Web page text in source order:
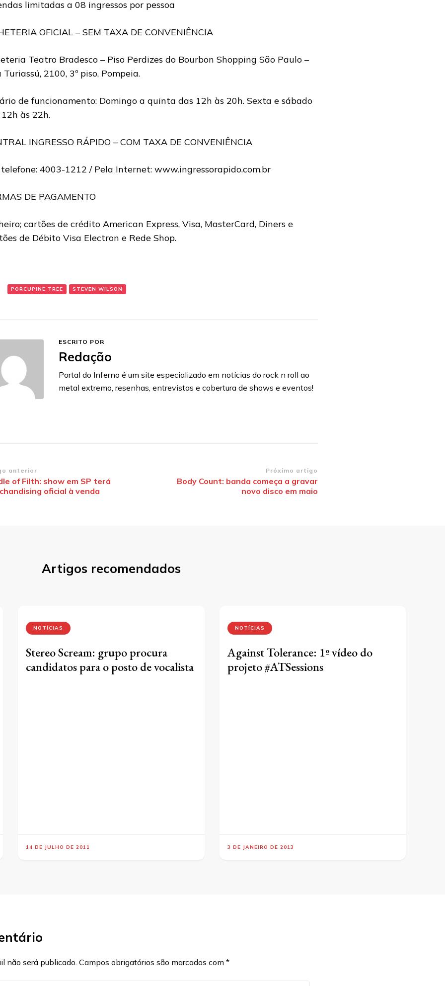
limitadas a 08 ingressos por pessoa
OFICIAL – SEM TAXA DE CONVENIÊNCIA
Teatro Bradesco – Piso Perdizes do Bourbon Shopping São Paulo –
Turiassú, 2100, 3º piso, Pompeia.
de funcionamento: Domingo a quinta das 12h às 20h. Sexta e sábado
às 22h.
INGRESSO RÁPIDO – COM TAXA DE CONVENIÊNCIA
4003-1212 / Pela Internet: www.ingressorapido.com.br
DE PAGAMENTO
cartões de crédito American Express, Visa, MasterCard, Diners e
de Débito Visa Electron e Rede Shop.
PORCUPINE TREE STEVEN WILSON
ESCRITO POR
Redação
Portal do Inferno é um site especializado em notícias do rock n roll ao
metal extremo, resenhas, entrevistas e cobertura de shows e eventos!
anterior
of Filth: show em SP terá
oficial à venda
Próximo artigo
Body Count: banda começa a gravar
novo disco em maio
Artigos recomendados
NOTÍCIAS
Stereo Scream: grupo procura
candidatos para o posto de vocalista
14 DE JULHO DE 2011
NOTÍCIAS
Against Tolerance: 1º vídeo do
projeto #ATSessions
3 DE JANEIRO DE 2013
não será publicado. Campos obrigatórios são marcados com *